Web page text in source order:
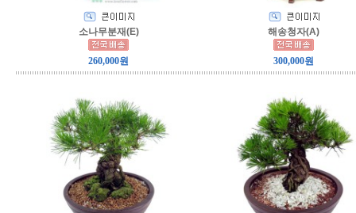
소나무분재(E)
260,000원
해송청자(A)
300,000원